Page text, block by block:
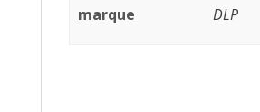
marque DLP